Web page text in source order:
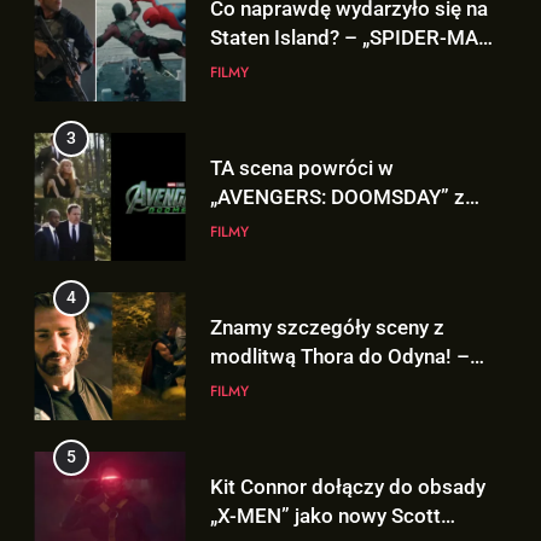
TA scena powróci w
„AVENGERS: DOOMSDAY” z
Pepper Potts w roli głównej!
FILMY
4
Znamy szczegóły sceny z
modlitwą Thora do Odyna! –
„AVENGERS: DOOMSDAY”
FILMY
5
Kit Connor dołączy do obsady
„X-MEN” jako nowy Scott
Summers!
NEWSY
6
Tom Holland napisał list do
ekipy „SPIDER-MAN: BRAND
5
Kit Connor dołączy do obsady
„X-MEN” jako nowy Scott